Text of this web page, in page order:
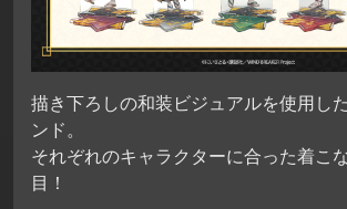
描き下ろしの和装ビジュアルを使用し
ンド。
それぞれのキャラクターに合った着こ
目！